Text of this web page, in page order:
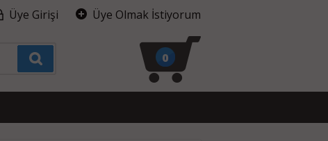
Üye Girişi Üye Olmak İstiyorum
0